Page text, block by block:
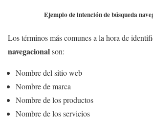
Ejemplo de intención de búsqueda
Los términos más comunes a la hora de
navegacionalson:
Nombre del sitio web
Nombre de marca
Nombre de los productos
Nombre de los servicios